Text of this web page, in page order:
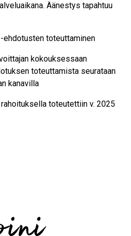
Äänestys tapahtuu
ehdotusten toteuttaminen
kokouksessaan
toteuttamista seurataan
kanavilla
toteutettiin v. 2025